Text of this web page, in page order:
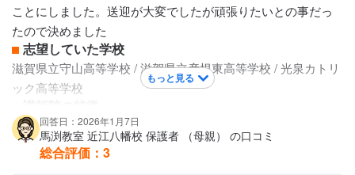
ことにしました。送迎が大変でしたが頑張りたいとの事だっ
たので決めました
志望していた学校
滋賀県立守山高等学校 / 滋賀県立彦根東高等学校 / 光泉カトリ
ック高等学校
とても親身になってくださったり、親として心強い存在でし
た。良く校舎の近くを通ると保護者としてどうしたら良いか
など色々とアドバイスも頂きました。ただ講師方がかわられ
もっと見る
回答日：2026年1月7日
馬渕教室 近江八幡校 保護者 （母親） の口コミ
総合評価： 3